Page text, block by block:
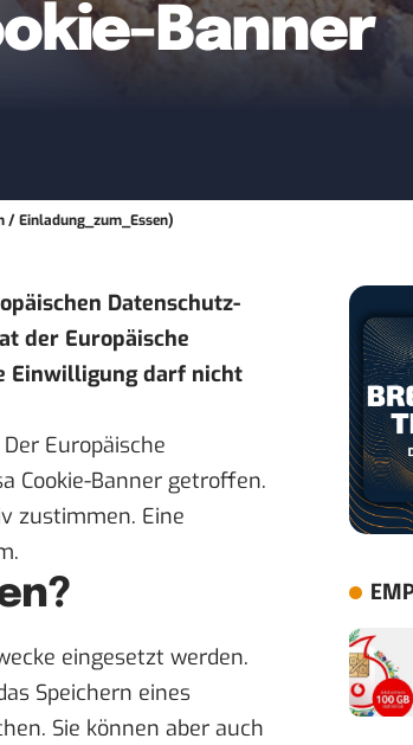
Banner
/ Einladung_zum_Essen)
Datenschutz-
der Europäische
Einwilligung darf nicht
Europäische
Cookie-Banner getroffen.
zustimmen. Eine
eingesetzt werden.
Speichern eines
Sie können aber auch